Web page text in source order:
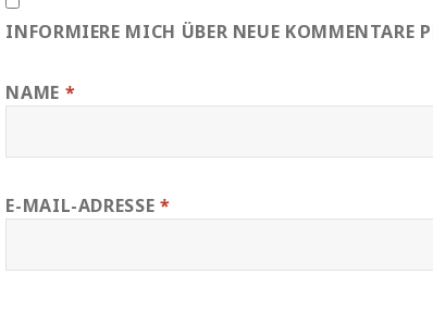
INFORMIERE MICH ÜBER NEUE KOMMENTARE
NAME *
E-MAIL-ADRESSE *